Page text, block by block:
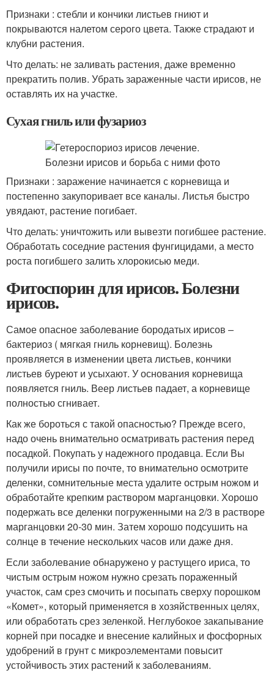
Признаки : стебли и кончики листьев гниют и
покрываются налетом серого цвета. Также страдают и
клубни растения.
Что делать: не заливать растения, даже временно
прекратить полив. Убрать зараженные части ирисов, не
оставлять их на участке.
Сухая гниль или фузариоз
Признаки : заражение начинается с корневища и
постепенно закупоривает все каналы. Листья быстро
увядают, растение погибает.
Что делать: уничтожить или вывезти погибшее растение.
Обработать соседние растения фунгицидами, а место
роста погибшего залить хлорокисью меди.
Фитоспорин для ирисов. Болезни
ирисов.
Самое опасное заболевание бородатых ирисов –
бактериоз ( мягкая гниль корневищ). Болезнь
проявляется в изменении цвета листьев, кончики
листьев буреют и усыхают. У основания корневища
появляется гниль. Веер листьев падает, а корневище
полностью сгнивает.
Как же бороться с такой опасностью? Прежде всего,
надо очень внимательно осматривать растения перед
посадкой. Покупать у надежного продавца. Если Вы
получили ирисы по почте, то внимательно осмотрите
деленки, сомнительные места удалите острым ножом и
обработайте крепким раствором марганцовки. Хорошо
подержать все деленки погруженными на 2/3 в растворе
марганцовки 20-30 мин. Затем хорошо подсушить на
солнце в течение нескольких часов или даже дня.
Если заболевание обнаружено у растущего ириса, то
чистым острым ножом нужно срезать пораженный
участок, сам срез смочить и посыпать сверху порошком
«Комет», который применяется в хозяйственных целях,
или обработать срез зеленкой. Неглубокое закапывание
корней при посадке и внесение калийных и фосфорных
удобрений в грунт с микроэлементами повысит
устойчивость этих растений к заболеваниям.